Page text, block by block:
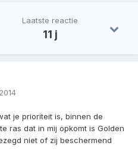
Laatste reactie
11 j
je prioriteit is, binnen de
ras dat in mij opkomt is Golden
niet of zij beschermend